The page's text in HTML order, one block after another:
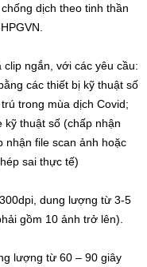
dịch theo tinh thần
ngắn, với các yêu cầu:
các thiết bị kỹ thuật số
trong mùa dịch Covid;
kỹ thuật số (chấp nhận
nhận file scan ảnh hoặc
sai thực tế)
dung lượng từ 3-5
gồm 10 ảnh trở lên).
lượng từ 60 – 90 giây